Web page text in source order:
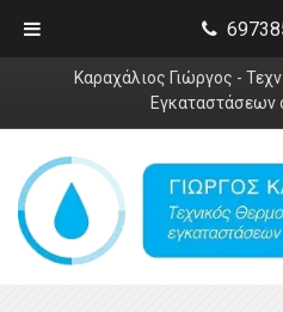
Καραχάλιος Γιώργος -
Εγκαταστάσεων